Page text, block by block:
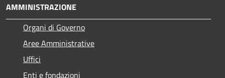
AMMINISTRAZIONE
Organi di Governo
Aree Amministrative
Uffici
Enti e fondazioni